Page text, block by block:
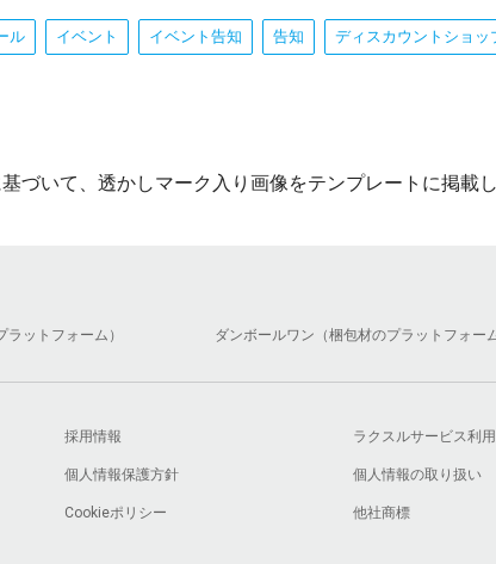
ル イベント イベント告知 告知 ディスカウントショッ
づいて、透かしマーク入り画像をテンプレートに掲載し
ットフォーム） ダンボールワン（梱包材のプラットフォーム
採用情報 ラクスルサービス利
個人情報保護方針 個人情報の取り扱い
Cookieポリシー 他社商標